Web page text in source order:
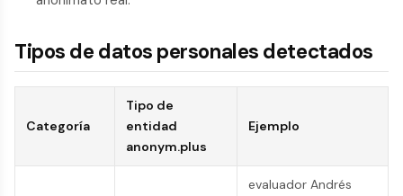
Tipos de datos personales detectados
Categoría
Tipo de
entidad
anonym.plus
Ejemplo
evaluador Andrés